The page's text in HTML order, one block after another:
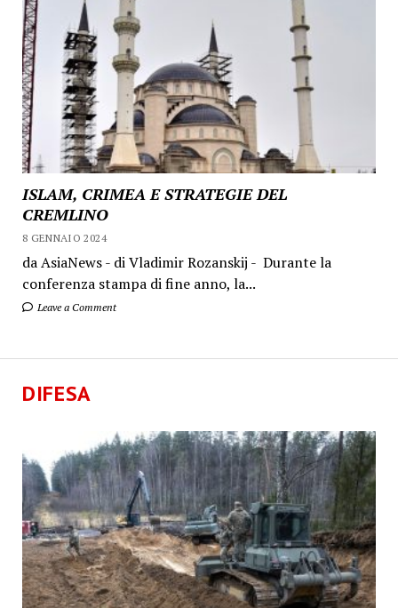
ISLAM, CRIMEA E STRATEGIE DEL
CREMLINO
8 GENNAIO 2024
da AsiaNews - di Vladimir Rozanskij - Durante la
conferenza stampa di fine anno, la...
Leave a Comment
DIFESA